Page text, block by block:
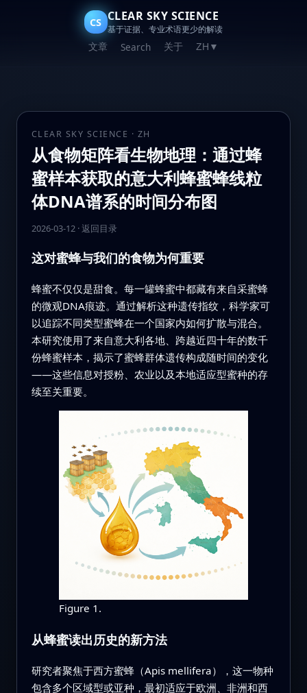
CS CLEAR SKY SCIENCE
基于证据、专业术语更少的解读
文章 Search 关于 ZH ▼
CLEAR SKY SCIENCE · ZH
从食物矩阵看生物地理：通过蜂
蜜样本获取的意大利蜂蜜蜂线粒
体DNA谱系的时间分布图
2026-03-12· 返回目录
这对蜜蜂与我们的食物为何重要
蜂蜜不仅仅是甜食。每一罐蜂蜜中都藏有来自采蜜蜂
的微观DNA痕迹。通过解析这种遗传指纹，科学家可
以追踪不同类型蜜蜂在一个国家内如何扩散与混合。
本研究使用了来自意大利各地、跨越近四十年的数千
份蜂蜜样本，揭示了蜜蜂群体遗传构成随时间的变化
——这些信息对授粉、农业以及本地适应型蜜种的存
续至关重要。
Figure 1.
从蜂蜜读出历史的新方法
研究者聚焦于西方蜜蜂（Apis mellifera），这一物种
包含多个区域型或亚种，最初适应于欧洲、非洲和西